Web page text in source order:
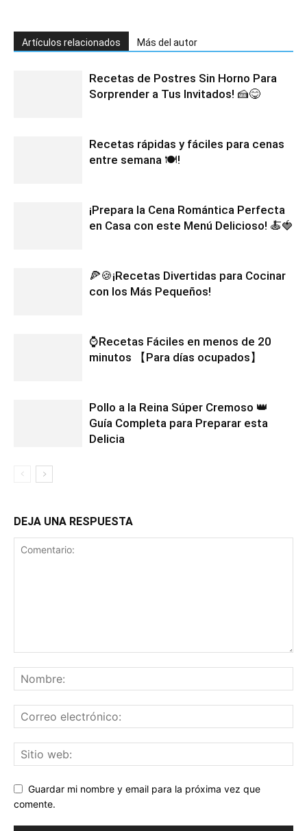
Artículos relacionados Más del autor
Recetas de Postres Sin Horno Para
Sorprender a Tus Invitados! 🍰😋
Recetas rápidas y fáciles para cenas
entre semana 🍽️!
¡Prepara la Cena Romántica Perfecta
en Casa con este Menú Delicioso! 🍝🍓
🍕🍪¡Recetas Divertidas para Cocinar
con los Más Pequeños!
⌚Recetas Fáciles en menos de 20
minutos 【Para días ocupados】
Pollo a la Reina Súper Cremoso 👑
Guía Completa para Preparar esta
Delicia
DEJA UNA RESPUESTA
Guardar mi nombre y email para la próxima vez que
comente.